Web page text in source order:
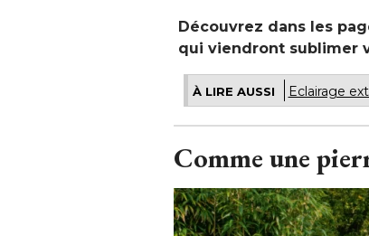
Découvrez dans les
qui viendront sublimer
À LIRE AUSSI Eclairage
Comme une